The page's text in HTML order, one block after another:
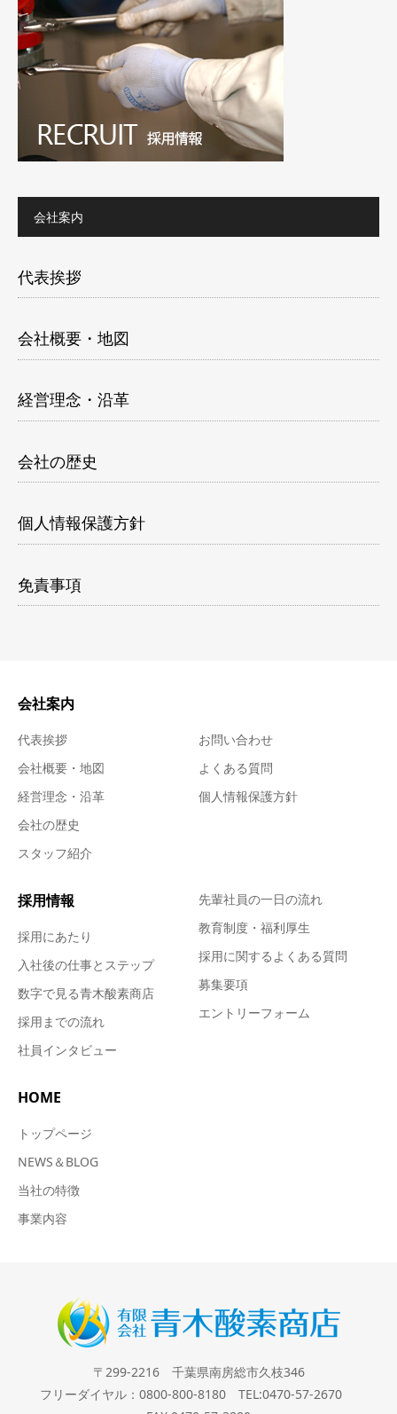
会社案内
代表挨拶
会社概要・地図
経営理念・沿革
会社の歴史
個人情報保護方針
免責事項
会社案内
代表挨拶
会社概要・地図
経営理念・沿革
会社の歴史
スタッフ紹介
お問い合わせ
よくある質問
個人情報保護方針
採用情報
採用にあたり
入社後の仕事とステップ
数字で見る青木酸素商店
採用までの流れ
社員インタビュー
先輩社員の一日の流れ
教育制度・福利厚生
採用に関するよくある質問
募集要項
エントリーフォーム
HOME
トップページ
NEWS＆BLOG
当社の特徴
事業内容
〒299-2216 千葉県南房総市久枝346
フリーダイヤル：0800-800-8180 TEL:0470-57-2670